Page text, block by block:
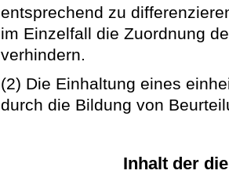
entsprechend zu
im Einzelfall die Zuordnung
verhindern.
(2) Die Einhaltung eines
durch die Bildung von
Inhalt der